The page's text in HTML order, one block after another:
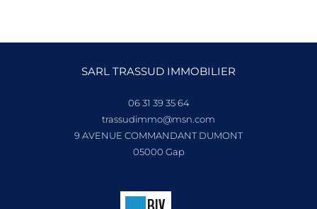
SARL TRASSUD IMMOBILIER
06 31 39 35 64
trassudimmo@msn.com
9 AVENUE COMMANDANT DUMONT
05000
gap